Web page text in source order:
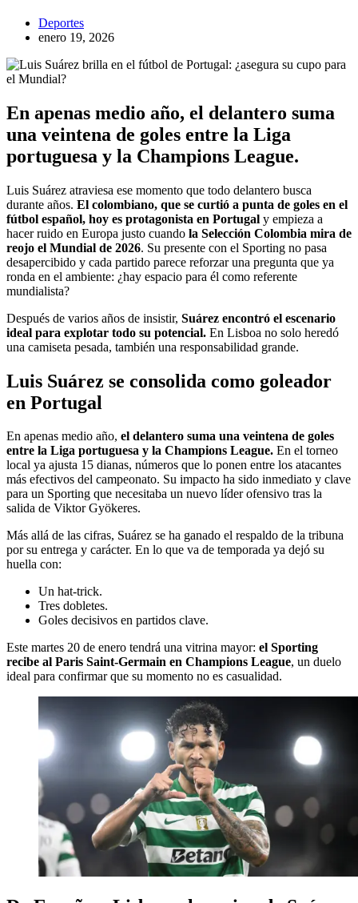
Deportes
enero 19, 2026
En apenas medio año, el delantero suma
una veintena de goles entre la Liga
portuguesa y la Champions League.
Luis Suárez atraviesa ese momento que todo delantero busca
durante años. El colombiano, que se curtió a punta de goles en el
fútbol español, hoy es protagonista en Portugal y empieza a
hacer ruido en Europa justo cuando la Selección Colombia mira de
reojo el Mundial de 2026. Su presente con el Sporting no pasa
desapercibido y cada partido parece reforzar una pregunta que ya
ronda en el ambiente: ¿hay espacio para él como referente
mundialista?
Después de varios años de insistir, Suárez encontró el escenario
ideal para explotar todo su potencial. En Lisboa no solo heredó
una camiseta pesada, también una responsabilidad grande.
Luis Suárez se consolida como goleador
en Portugal
En apenas medio año, el delantero suma una veintena de goles
entre la Liga portuguesa y la Champions League. En el torneo
local ya ajusta 15 dianas, números que lo ponen entre los atacantes
más efectivos del campeonato. Su impacto ha sido inmediato y clave
para un Sporting que necesitaba un nuevo líder ofensivo tras la
salida de Viktor Gyökeres.
Más allá de las cifras, Suárez se ha ganado el respaldo de la tribuna
por su entrega y carácter. En lo que va de temporada ya dejó su
huella con:
Un hat-trick.
Tres dobletes.
Goles decisivos en partidos clave.
Este martes 20 de enero tendrá una vitrina mayor: el Sporting
recibe al Paris Saint-Germain en Champions League, un duelo
ideal para confirmar que su momento no es casualidad.